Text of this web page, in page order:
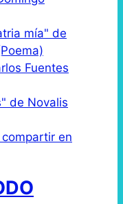
mía" de
Fuentes
de Novalis
en